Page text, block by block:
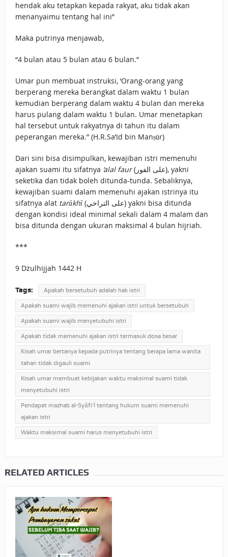
hendak aku tetapkan kepada rakyat, aku tidak akan
menanyaimu tentang hal ini”
Maka putrinya menjawab,
“4 bulan atau 5 bulan atau 6 bulan.”
Umar pun membuat instruksi, ‘Orang-orang yang
berperang mereka berangkat dalam waktu 1 bulan
kemudian berperang dalam waktu 4 bulan dan mereka
harus pulang dalam waktu 1 bulan. Umar menetapkan
hal tersebut untuk rakyatnya di tahun itu dalam
peperangan mereka.” (H.R.Sa’īd bin Manṣūr)
Dari sini bisa disimpulkan, kewajiban istri memenuhi
ajakan suami itu sifatnya ‘alal faur(على الفور), yakni
seketika dan tidak boleh ditunda-tunda. Sebaliknya,
kewajiban suami dalam memenuhi ajakan istrinya itu
sifatnya alat tarākhī(على التراخي) yakni bisa ditunda
dengan kondisi ideal minimal sekali dalam 4 malam dan
bisa ditunda dengan ukuran maksimal 4 bulan hijriah.
***
9 Dzulhijjah 1442 H
Tags: Apakah bersetubuh adalah hak istri
Apakah suami wajib memenuhi ajakan istri untuk bersetubuh
Apakah suami wajib menyetubuhi istri
Apakah tidak memenuhi ajakan istri termasuk dosa besar
Kisah umar bertanya kepada putrinya tentang berapa lama wanita
tahan tidak digauli suami
Kisah umar membuat kebijakan waktu maksimal suami tidak
menyetubuhi istri
Pendapat mazhab al-Syāfi‘ī tentang hukum suami memenuhi
ajakan istri
Waktu maksimal suami harus menyetubuhi istri
RELATED ARTICLES